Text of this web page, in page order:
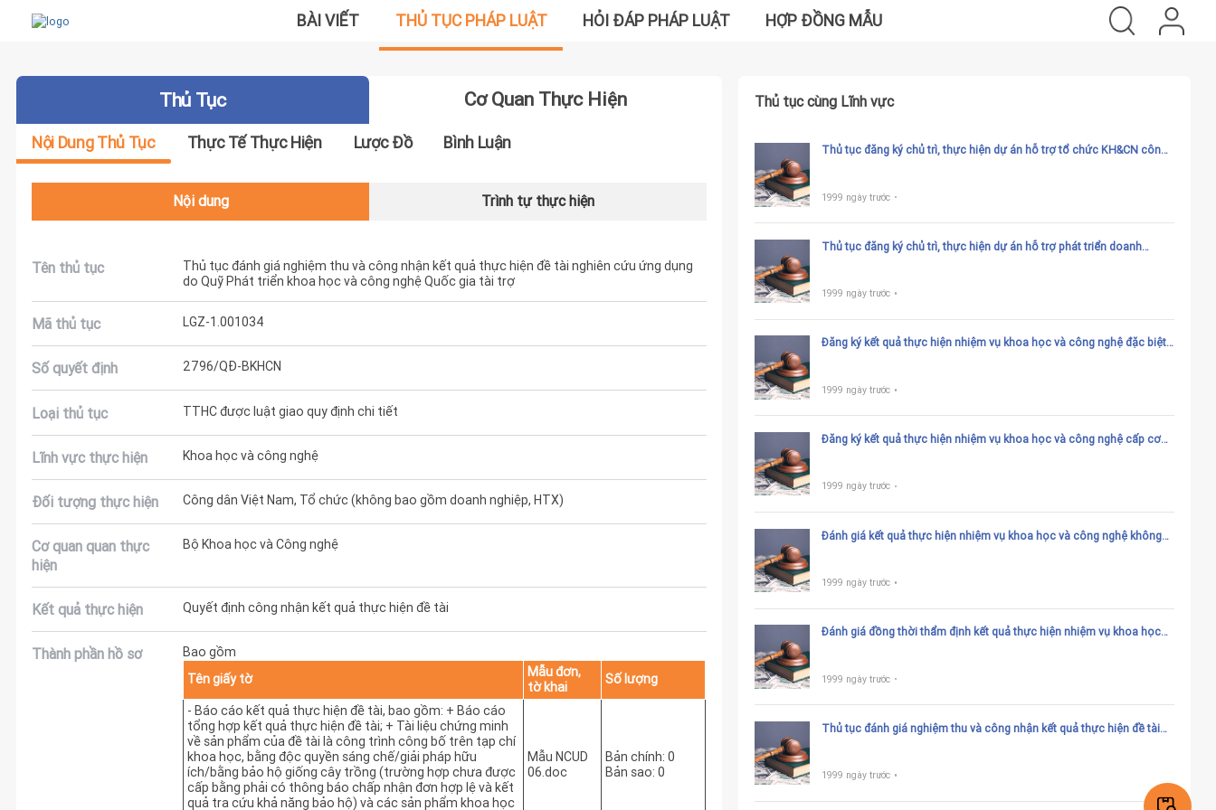
BÀI VIẾT THỦ TỤC PHÁP LUẬT HỎI ĐÁP PHÁP LUẬT HỢP ĐỒNG MẪU
Thủ Tục Cơ Quan Thực Hiện
Nội Dung Thủ Tục Thực Tế Thực Hiện Lược Đồ Bình Luận
Nội dung Trình tự thực hiện
Tên thủ tục
Thủ tục đánh giá nghiệm thu và công nhận kết quả thực hiện đề tài nghiên cứu ứng dụng
do Quỹ Phát triển khoa học và công nghệ Quốc gia tài trợ
Mã thủ tục LGZ-1.001034
Số quyết định 2796/QĐ-BKHCN
Loại thủ tục TTHC được luật giao quy định chi tiết
Lĩnh vực thực hiện Khoa học và công nghệ
Đối tượng thực hiện Công dân Việt Nam, Tổ chức (không bao gồm doanh nghiệp, HTX)
Cơ quan quan thực
hiện
Bộ Khoa học và Công nghệ
Kết quả thực hiện Quyết định công nhận kết quả thực hiện đề tài
Thành phần hồ sơ
Bao gồm
Tên giấy tờ
Mẫu đơn,
tờ khai
Số lượng
- Báo cáo kết quả thực hiện đề tài, bao gồm: + Báo cáo
tổng hợp kết quả thực hiện đề tài; + Tài liệu chứng minh
về sản phẩm của đề tài là công trình công bố trên tạp chí
khoa học, bằng độc quyền sáng chế/giải pháp hữu
ích/bằng bảo hộ giống cây trồng (trường hợp chưa được
cấp bằng phải có thông báo chấp nhận đơn hợp lệ và kết
quả tra cứu khả năng bảo hộ) và các sản phẩm khoa học
Mẫu NCUD
06.doc
Bản chính: 0
Bản sao: 0
Thủ tục cùng Lĩnh vực
Thủ tục đăng ký chủ trì, thực hiện dự án hỗ trợ tổ chức KH&CN công
thực hiện cơ chế tự chủ, tự chịu trách nhiệm
1999 ngày trước
Thủ tục đăng ký chủ trì, thực hiện dự án hỗ trợ phát triển doanh
trách nhiệm
1999 ngày trước
Đăng ký kết quả thực hiện nhiệm vụ khoa học và công nghệ đặc biệt,
và Công nghệ và nhiệm vụ khoa học và công nghệ do các quỹ của
Nhà nước trong lĩnh vực khoa học và công nghệ cấp Trung ương,
1999 ngày trước
Đăng ký kết quả thực hiện nhiệm vụ khoa học và công nghệ cấp cơ
1999 ngày trước
Đánh giá kết quả thực hiện nhiệm vụ khoa học và công nghệ không
1999 ngày trước
Đánh giá đồng thời thẩm định kết quả thực hiện nhiệm vụ khoa học
tính mạng, sức khỏe con người
1999 ngày trước
Thủ tục đánh giá nghiệm thu và công nhận kết quả thực hiện đề tài
1999 ngày trước